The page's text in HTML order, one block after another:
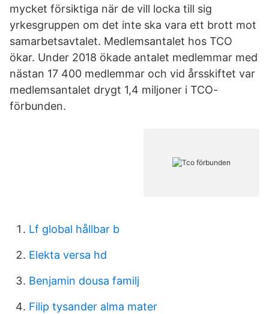
mycket försiktiga när de vill locka till sig
yrkesgruppen om det inte ska vara ett brott mot
samarbetsavtalet. Medlemsantalet hos TCO
ökar. Under 2018 ökade antalet medlemmar med
nästan 17 400 medlemmar och vid årsskiftet var
medlemsantalet drygt 1,4 miljoner i TCO-
förbunden.
Lf global hållbar b
Elekta versa hd
Benjamin dousa familj
Filip tysander alma mater